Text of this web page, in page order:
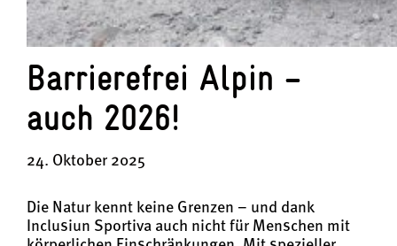
Barrierefrei Alpin –
auch 2026!
24. Oktober 2025
Die Natur kennt keine Grenzen – und dank
Inclusiun Sportiva auch nicht für Menschen mit